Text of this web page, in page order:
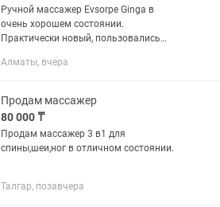
Ручной массажер Evsorpe Ginga в
очень хорошем состоянии.
Практически новый, пользовались
спины, ног и мышц после нагрузки.
продажи —...
Алматы, вчера
Продам массажер
80 000 ₸
Продам массажер 3 в1 для
спины,шеи,ног в отличном состоянии.
Талгар, позавчера